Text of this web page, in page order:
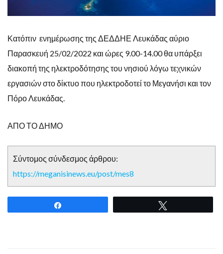
Κατόπιν ενημέρωσης της ΔΕΔΔΗΕ Λευκάδας αύριο
Παρασκευή 25/02/2022 και ώρες 9.00-14.00 θα υπάρξει
διακοπή της ηλεκτροδότησης του νησιού λόγω τεχνικών
εργασιών στο δίκτυο που ηλεκτροδοτεί το Μεγανήσι και τον
Πόρο Λευκάδας.
ΑΠΟ ΤΟ ΔΗΜΟ
Σύντομος σύνδεσμος άρθρου:
https://meganisinews.eu/post/mes8